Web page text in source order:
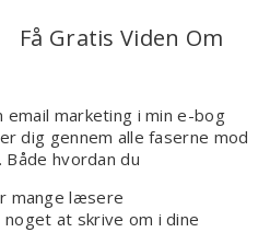
Få Gratis Viden Om
marketing i min e-bog
dig gennem alle faserne mod
Både hvordan du
mange læsere
at skrive om i dine